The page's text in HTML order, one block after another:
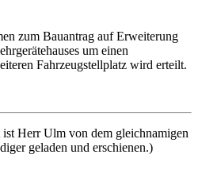
zum Bauantrag auf Erweiterung
um einen
Fahrzeugstellplatz wird erteilt.
Herr Ulm von dem gleichnamigen
geladen und erschienen.)